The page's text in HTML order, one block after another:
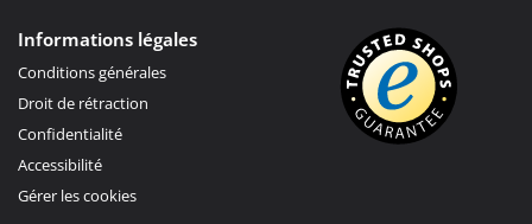
Informations légales
Conditions générales
Droit de rétraction
Confidentialité
Accessibilité
Gérer les cookies